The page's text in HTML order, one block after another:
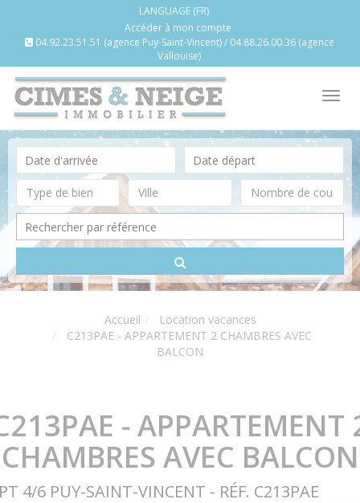
LANGUAGE (FR)
Accéder à mon compte
04.92.23.51.51 (agence Puy-Saint-Vincent) / 04.88.26.00.36 (agence
Vallouise)
Accueil
Location vacances
C213PAE - APPARTEMENT 2 CHAMBRES AVEC
BALCON
- APPARTEMENT
CHAMBRES AVEC BALCON
4/6 PUY-SAINT-VINCENT - RÉF. C213PAE